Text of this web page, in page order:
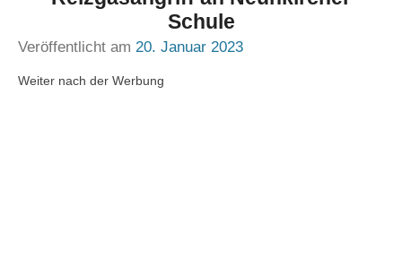
Schule
Veröffentlicht am 20. Januar 2023
Weiter nach der Werbung